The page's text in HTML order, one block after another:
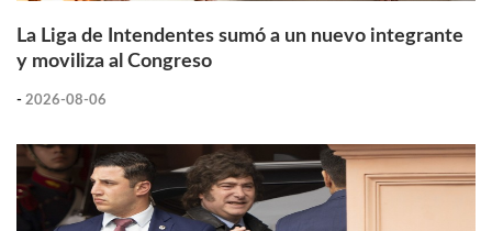
La Liga de Intendentes sumó a un nuevo integrante
y moviliza al Congreso
- 2026-08-06